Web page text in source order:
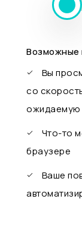
Возможные
Вы
со
ожидаемую
Что-то
браузере
Ваше